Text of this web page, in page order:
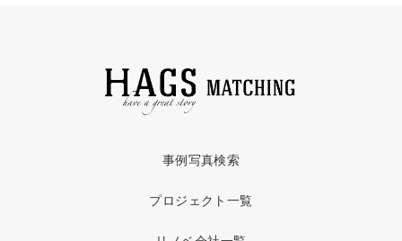
事例写真検索
プロジェクト一覧